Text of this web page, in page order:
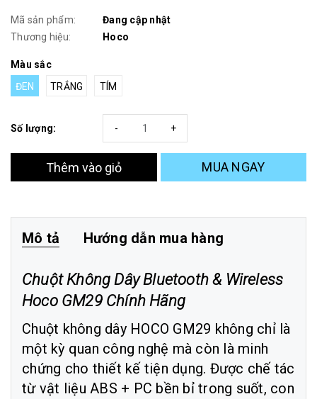
Mã sản phẩm:
Đang cập nhật
Thương hiệu:
Hoco
Màu sắc
ĐEN
TRẮNG TÍM
Số lượng: +
-
Thêm vào giỏ MUA NGAY
Mô tả Hướng dẫn mua hàng
Chuột Không Dây Bluetooth & Wireless
Hoco GM29 Chính Hãng
Chuột không dây HOCO GM29 không chỉ là
một kỳ quan công nghệ mà còn là minh
chứng cho thiết kế tiện dụng. Được chế tác
từ vật liệu ABS + PC bền bỉ trong suốt, con